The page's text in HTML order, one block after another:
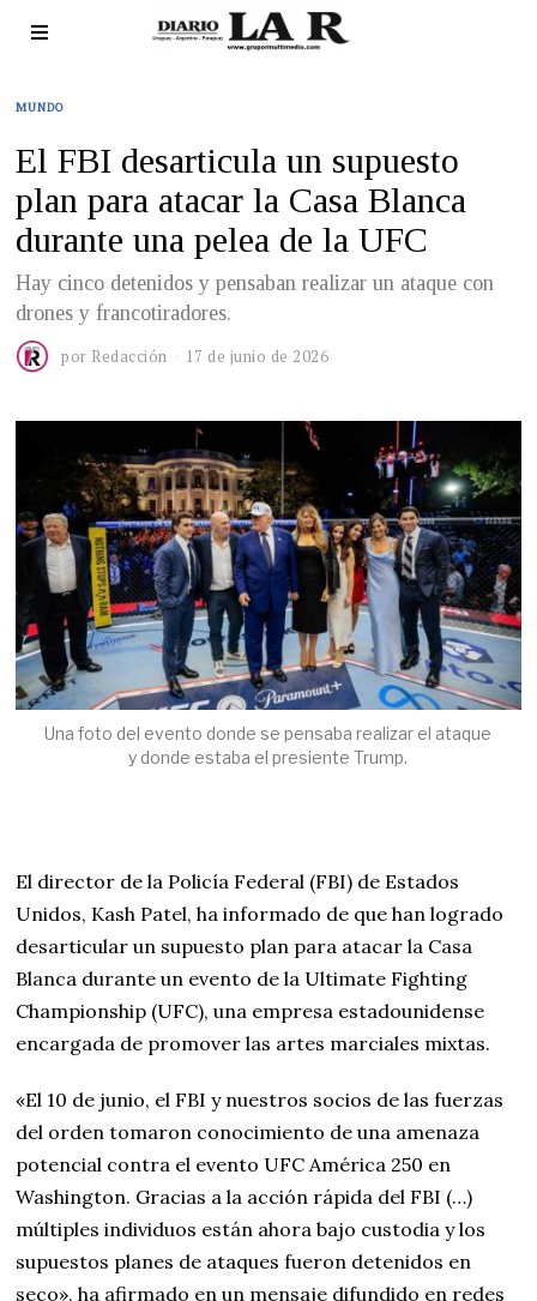
MUNDO
El FBI desarticula un supuesto
plan para atacar la Casa Blanca
durante una pelea de la UFC
Hay cinco detenidos y pensaban realizar un ataque con
drones y francotiradores.
por Redacción 17 de junio de 2026
Una foto del evento donde se pensaba realizar el ataque
y donde estaba el presiente Trump.
El director de la Policía Federal (FBI) de Estados
Unidos, Kash Patel, ha informado de que han logrado
desarticular un supuesto plan para atacar la Casa
Blanca durante un evento de la Ultimate Fighting
Championship (UFC), una empresa estadounidense
encargada de promover las artes marciales mixtas.
«El 10 de junio, el FBI y nuestros socios de las fuerzas
del orden tomaron conocimiento de una amenaza
potencial contra el evento UFC América 250 en
Washington. Gracias a la acción rápida del FBI (…)
múltiples individuos están ahora bajo custodia y los
supuestos planes de ataques fueron detenidos en
seco», ha afirmado en un mensaje difundido en redes